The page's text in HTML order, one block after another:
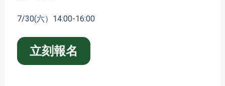
7/30(六）14:00-16:00
立刻報名